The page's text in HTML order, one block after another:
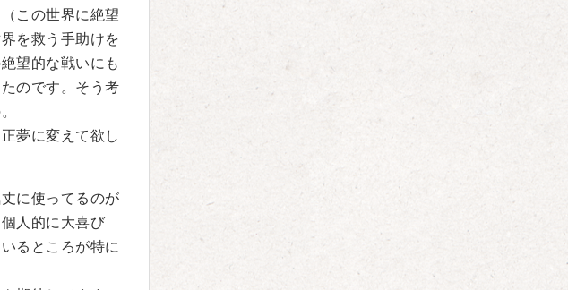
この世界に絶望
を救う手助けを
望的な戦いにも
のです。そう考
夢に変えて欲し
に使ってるのが
人的に大喜び
るところが特に